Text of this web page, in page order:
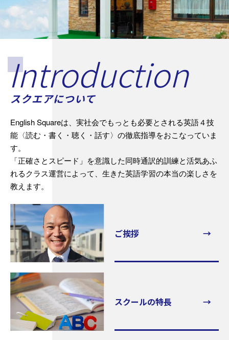
Introduction
スクエアについて
English Squareは、実社会でもっとも必要とされる英語４技
能〈読む・書く・聴く・話す〉の徹底指導をおこなっていま
す。
「正確さとスピード」を意識した同時通訳的訓練と活気あふ
れるクラス運営によって、生きた英語学習の本当の楽しさを
教えます。
ご挨拶
スクールの特長